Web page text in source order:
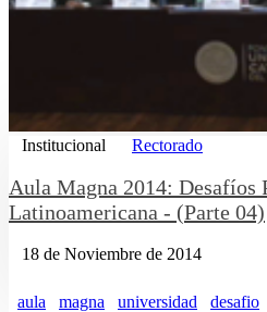
Institucional Rectorado
Aula Magna 2014: Desafíos
Latinoamericana - (Parte 04)
18 de Noviembre de 2014
aula magna universidad desafio